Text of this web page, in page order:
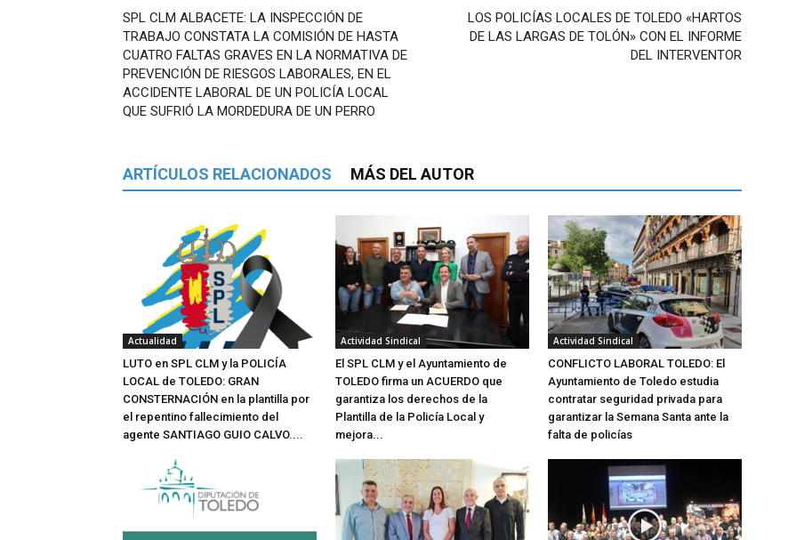
SPL CLM ALBACETE: LA INSPECCIÓN DE
TRABAJO CONSTATA LA COMISIÓN DE HASTA
CUATRO FALTAS GRAVES EN LA NORMATIVA DE
PREVENCIÓN DE RIESGOS LABORALES, EN EL
ACCIDENTE LABORAL DE UN POLICÍA LOCAL
QUE SUFRIÓ LA MORDEDURA DE UN PERRO
LOS POLICÍAS LOCALES DE TOLEDO «HARTOS
DE LAS LARGAS DE TOLÓN» CON EL INFORME
DEL INTERVENTOR
ARTÍCULOS RELACIONADOS MÁS DEL AUTOR
Actualidad
LUTO en SPL CLM y la POLICÍA
LOCAL de TOLEDO: GRAN
CONSTERNACIÓN en la plantilla por
el repentino fallecimiento del
agente SANTIAGO GUIO CALVO....
Actividad Sindical
El SPL CLM y el Ayuntamiento de
TOLEDO firma un ACUERDO que
garantiza los derechos de la
Plantilla de la Policía Local y
mejora...
Actividad Sindical
CONFLICTO LABORAL TOLEDO: El
Ayuntamiento de Toledo estudia
contratar seguridad privada para
garantizar la Semana Santa ante la
falta de policías